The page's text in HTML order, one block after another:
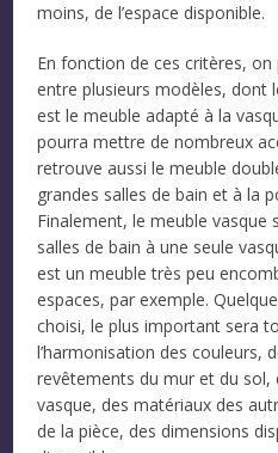
moins, de l’espace disponible.
En fonction de ces critères,
entre plusieurs modèles, dont
est le meuble adapté à la
pourra mettre de nombreux
retrouve aussi le meuble
grandes salles de bain et à la
Finalement, le meuble vasque
salles de bain à une seule
est un meuble très peu
espaces, par exemple.
choisi, le plus important sera
l’harmonisation des couleurs,
revêtements du mur et du sol,
vasque, des matériaux des
de la pièce, des dimensions